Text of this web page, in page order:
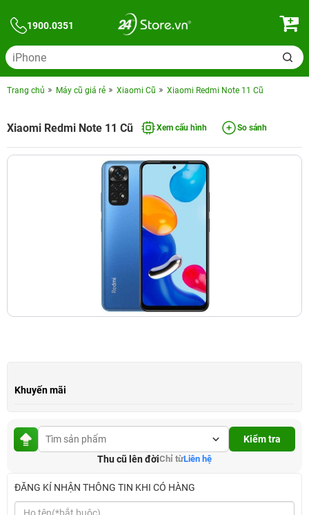
1900.0351
Trang chủ Máy cũ giá rẻ Xiaomi Cũ Xiaomi Redmi Note 11 Cũ
Xiaomi Redmi Note 11 Cũ Xem cấu hình So sánh
Khuyến mãi
Kiểm tra
Thu cũ lên đờiChỉ từLiên hệ
ĐĂNG KÍ NHẬN THÔNG TIN KHI CÓ HÀNG